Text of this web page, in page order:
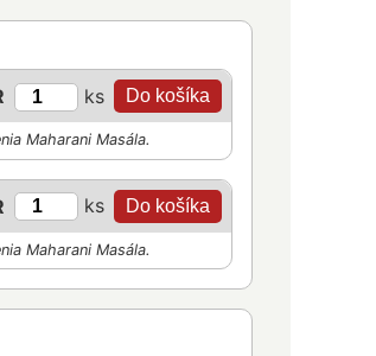
ks
Maharani Masála.
ks
Maharani Masála.